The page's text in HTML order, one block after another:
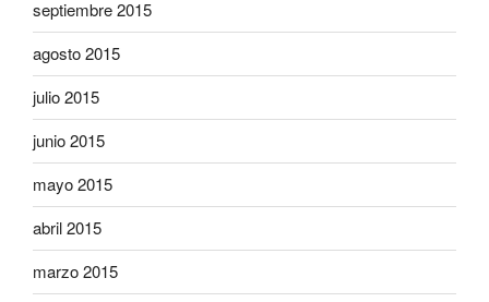
septiembre 2015
agosto 2015
julio 2015
junio 2015
mayo 2015
abril 2015
marzo 2015